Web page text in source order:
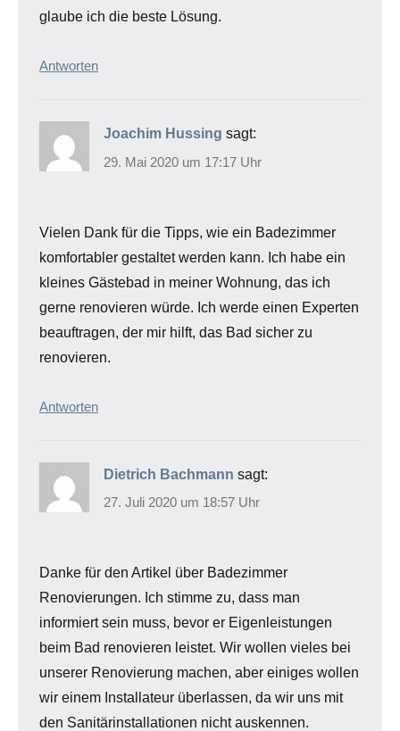
glaube ich die beste Lösung.
Antworten
Joachim Hussing sagt:
29. Mai 2020 um 17:17 Uhr
Vielen Dank für die Tipps, wie ein Badezimmer
komfortabler gestaltet werden kann. Ich habe ein
kleines Gästebad in meiner Wohnung, das ich
gerne renovieren würde. Ich werde einen Experten
beauftragen, der mir hilft, das Bad sicher zu
renovieren.
Antworten
Dietrich Bachmann sagt:
27. Juli 2020 um 18:57 Uhr
Danke für den Artikel über Badezimmer
Renovierungen. Ich stimme zu, dass man
informiert sein muss, bevor er Eigenleistungen
beim Bad renovieren leistet. Wir wollen vieles bei
unserer Renovierung machen, aber einiges wollen
wir einem Installateur überlassen, da wir uns mit
den Sanitärinstallationen nicht auskennen.